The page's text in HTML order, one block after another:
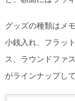
グッズの種類はメ
小銭入れ、フラッ
ス、ラウンドファ
がラインナップし